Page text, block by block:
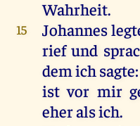
Wahrheit.
15 Johannes
rief und
demichsagte:
ist vor mir
eheralsich.